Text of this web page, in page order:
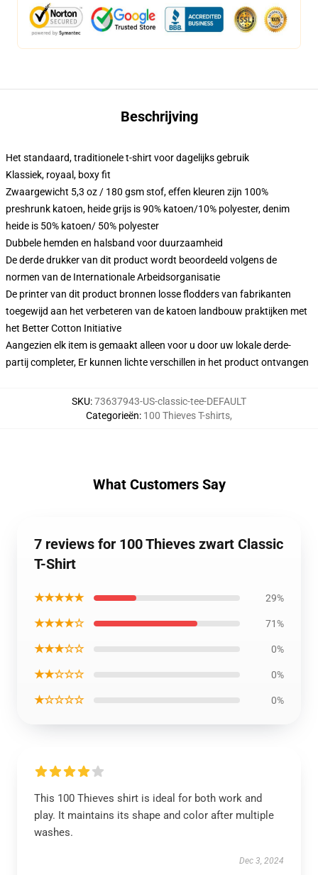
Beschrijving
Het standaard, traditionele t-shirt voor dagelijks gebruik
Klassiek, royaal, boxy fit
Zwaargewicht 5,3 oz / 180 gsm stof, effen kleuren zijn 100%
preshrunk katoen, heide grijs is 90% katoen/10% polyester, denim
heide is 50% katoen/ 50% polyester
Dubbele hemden en halsband voor duurzaamheid
De derde drukker van dit product wordt beoordeeld volgens de
normen van de Internationale Arbeidsorganisatie
De printer van dit product bronnen losse flodders van fabrikanten
toegewijd aan het verbeteren van de katoen landbouw praktijken met
het Better Cotton Initiative
Aangezien elk item is gemaakt alleen voor u door uw lokale derde-
partij completer, Er kunnen lichte verschillen in het product ontvangen
SKU:73637943-US-classic-tee-DEFAULT
Categorieën: 100 Thieves T-shirts,
What Customers Say
7 reviews for 100 Thieves zwart Classic
T-Shirt
★★★★★ 29%
★★★★☆ 71%
★★★☆☆ 0%
★★☆☆☆ 0%
★☆☆☆☆ 0%
This 100 Thieves shirt is ideal for both work and
play. It maintains its shape and color after multiple
washes.
Dec 3, 2024